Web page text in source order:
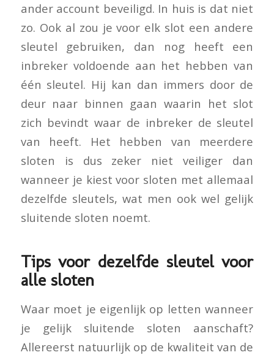
ander account beveiligd. In huis is dat niet
zo. Ook al zou je voor elk slot een andere
sleutel gebruiken, dan nog heeft een
inbreker voldoende aan het hebben van
één sleutel. Hij kan dan immers door de
deur naar binnen gaan waarin het slot
zich bevindt waar de inbreker de sleutel
van heeft. Het hebben van meerdere
sloten is dus zeker niet veiliger dan
wanneer je kiest voor sloten met allemaal
dezelfde sleutels, wat men ook wel gelijk
sluitende sloten noemt.
Tips voor dezelfde sleutel voor
alle sloten
Waar moet je eigenlijk op letten wanneer
je gelijk sluitende sloten aanschaft?
Allereerst natuurlijk op de kwaliteit van de